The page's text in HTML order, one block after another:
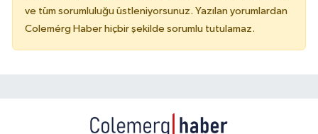
ve tüm sorumluluğu üstleniyorsunuz. Yazılan yorumlardan
Colemérg Haber hiçbir şekilde sorumlu tutulamaz.